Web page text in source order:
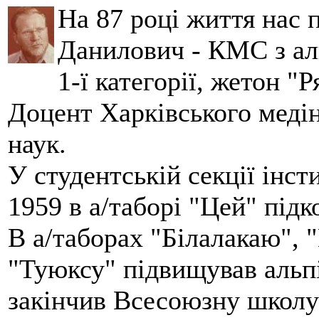
На 87 році життя нас
Данилович - КМС з
1-ї категорії, жетон
Доцент Харківського
наук.
У студентській секції
1959 в а/таборі "Цей"
В а/таборах "Білалакаю",
"Туюксу" підвищував
закінчив Всесоюзну